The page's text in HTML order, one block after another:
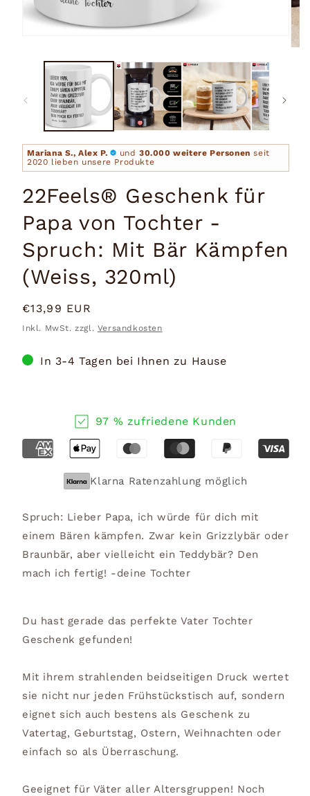
Modal
Mariana S., Alex P. und 30.000 weitere Personen seit
2020 lieben unsere Produkte
22Feels® Geschenk für
Papa von Tochter -
Spruch: Mit Bär Kämpfen
(Weiss, 320ml)
Normaler
Preis
€13,99 EUR
Inkl. MwSt. zzgl. Versandkosten
In 3-4 Tagen bei Ihnen zu Hause
97 % zufriedene Kunden
Klarna Ratenzahlung möglich
Spruch: Lieber Papa, ich würde für dich mit
einem Bären kämpfen. Zwar kein Grizzlybär oder
Braunbär, aber vielleicht ein Teddybär? Den
mach ich fertig! -deine Tochter
Du hast gerade das perfekte Vater Tochter
Geschenk gefunden!
Mit ihrem strahlenden beidseitigen Druck wertet
sie nicht nur jeden Frühstückstisch auf, sondern
eignet sich auch bestens als Geschenk zu
Vatertag, Geburtstag, Ostern, Weihnachten oder
einfach so als Überraschung.
Geeignet für Väter aller Altersgruppen! Noch